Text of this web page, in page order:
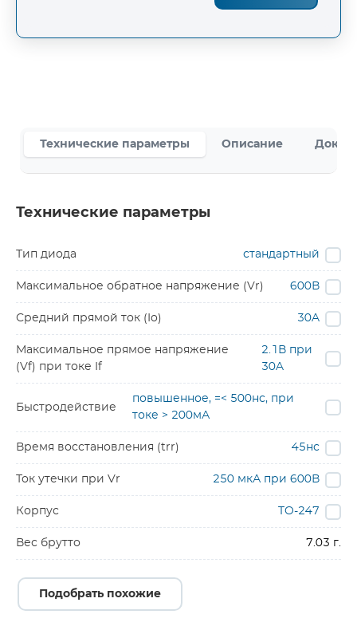
Технические параметры Описание
Технические параметры
Тип диода стандартный
Максимальное обратное напряжение (Vr) 600В
Средний прямой ток (Io) 30A
Максимальное прямое напряжение
(Vf) при токе If
2.1В при
30A
Быстродействие
повышенное, =< 500нс, при
токе > 200мА
Время восстановления (trr) 45нс
Ток утечки при Vr 250 мкА при 600В
Корпус TO-247
Вес брутто 7.03 г.
Подобрать похожие